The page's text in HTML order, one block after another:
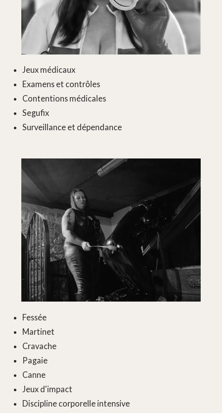
Jeux médicaux
Examens et contrôles
Contentions médicales
Segufix
Surveillance et dépendance
Fessée
Martinet
Cravache
Pagaie
Canne
Jeux d'impact
Discipline corporelle intensive